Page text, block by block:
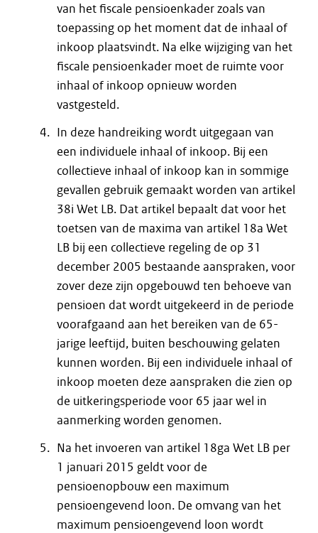
van het fiscale pensioenkader zoals van
toepassing op het moment dat de inhaal of
inkoop plaatsvindt. Na elke wijziging van het
fiscale pensioenkader moet de ruimte voor
inhaal of inkoop opnieuw worden
vastgesteld.
In deze handreiking wordt uitgegaan van
een individuele inhaal of inkoop. Bij een
collectieve inhaal of inkoop kan in sommige
gevallen gebruik gemaakt worden van artikel
38i Wet LB. Dat artikel bepaalt dat voor het
toetsen van de maxima van artikel 18a Wet
LB bij een collectieve regeling de op 31
december 2005 bestaande aanspraken, voor
zover deze zijn opgebouwd ten behoeve van
pensioen dat wordt uitgekeerd in de periode
voorafgaand aan het bereiken van de 65-
jarige leeftijd, buiten beschouwing gelaten
kunnen worden. Bij een individuele inhaal of
inkoop moeten deze aanspraken die zien op
de uitkeringsperiode voor 65 jaar wel in
aanmerking worden genomen.
Na het invoeren van artikel 18ga Wet LB per
1 januari 2015 geldt voor de
pensioenopbouw een maximum
pensioengevend loon. De omvang van het
maximum pensioengevend loon wordt